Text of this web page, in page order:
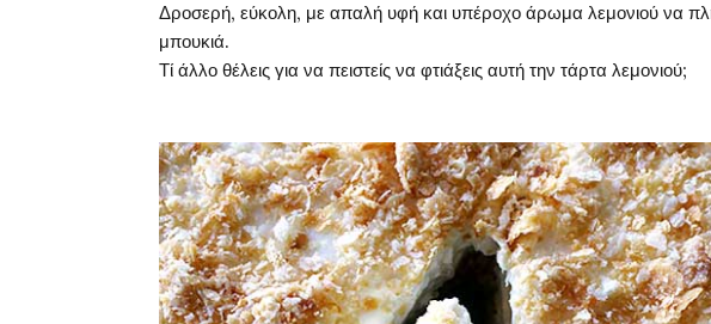
Δροσερή, εύκολη, με απαλή υφή και υπέροχο άρωμα λεμονιού να
μπουκιά.
Τί άλλο θέλεις για να πειστείς να φτιάξεις αυτή την τάρτα λεμονιού;